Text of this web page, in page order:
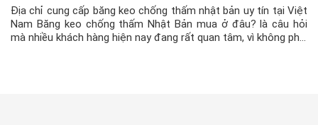
Địa chỉ cung cấp băng keo chống thấm nhật bản uy tín tại Việt
Nam Băng keo chống thấm Nhật Bản mua ở đâu? là câu hỏi
mà nhiều khách hàng hiện nay đang rất quan tâm, vì không phải